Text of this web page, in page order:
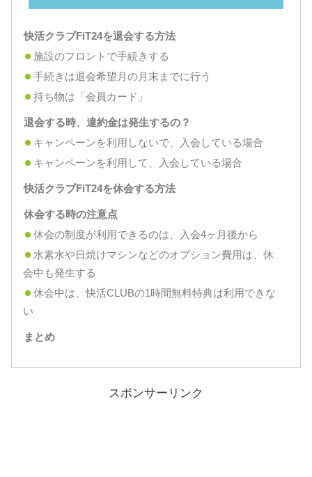
快活クラブFiT24を退会する方法
施設のフロントで手続きする
手続きは退会希望月の月末までに行う
持ち物は「会員カード」
退会する時、違約金は発生するの？
キャンペーンを利用しないで、入会している場合
キャンペーンを利用して、入会している場合
快活クラブFiT24を休会する方法
休会する時の注意点
休会の制度が利用できるのは、入会4ヶ月後から
水素水や日焼けマシンなどのオプション費用は、休
会中も発生する
休会中は、快活CLUBの1時間無料特典は利用できな
い
まとめ
スポンサーリンク